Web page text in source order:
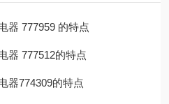
器 777959 的特点
器 777512的特点
器774309的特点